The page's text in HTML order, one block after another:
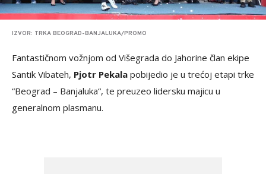
IZVOR: TRKA BEOGRAD-BANJALUKA/PROMO
Fantastičnom vožnjom od Višegrada do Jahorine član ekipe
Santik Vibateh, Pjotr Pekala pobijedio je u trećoj etapi trke
“Beograd – Banjaluka“, te preuzeo lidersku majicu u
generalnom plasmanu.